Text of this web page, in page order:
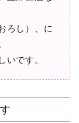
ろし）、に
いです。